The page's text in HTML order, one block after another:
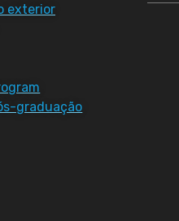
exterior
graduação